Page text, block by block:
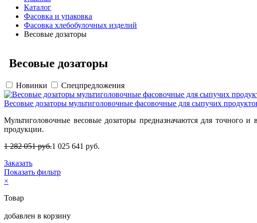
Каталог
Фасовка и упаковка
Фасовка хлебобулочных изделий
Весовые дозаторы
Весовые дозаторы
Новинки Спецпредложения
Весовые дозаторы мультиголовочные фасовочные для сыпучих
Мультиголовочные весовые дозаторы предназначаются для точного
продукции.
1 282 051 руб.1 025 641 руб.
Заказать
Показать фильтр
×
Товар
добавлен в корзину